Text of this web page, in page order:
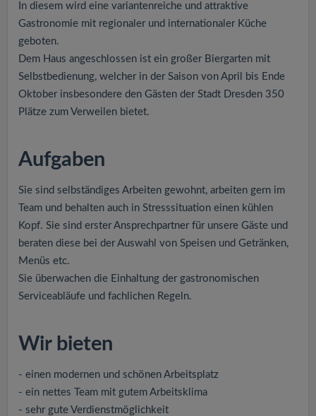
In diesem wird eine variantenreiche und attraktive
Gastronomie mit regionaler und internationaler Küche
geboten.
Dem Haus angeschlossen ist ein großer Biergarten mit
Selbstbedienung, welcher in der Saison von April bis Ende
Oktober insbesondere den Gästen der Stadt Dresden 350
Plätze zum Verweilen bietet.
Aufgaben
Sie sind selbständiges Arbeiten gewohnt, arbeiten gern im
Team und behalten auch in Stresssituation einen kühlen
Kopf. Sie sind erster Ansprechpartner für unsere Gäste und
beraten diese bei der Auswahl von Speisen und Getränken,
Menüs etc.
Sie überwachen die Einhaltung der gastronomischen
Serviceabläufe und fachlichen Regeln.
Wir bieten
- einen modernen und schönen Arbeitsplatz
- ein nettes Team mit gutem Arbeitsklima
- sehr gute Verdienstmöglichkeit
o
n